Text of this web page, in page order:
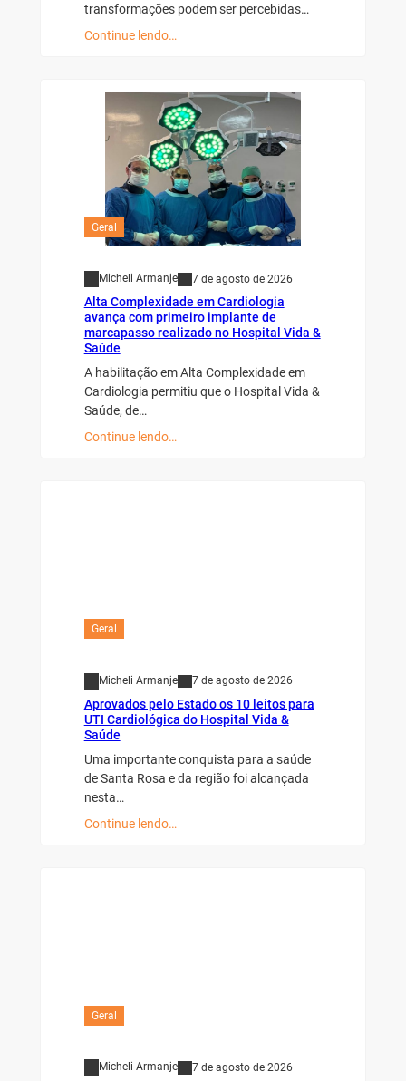
transformações podem ser percebidas…
Continue lendo…
Geral
Micheli Armanje 7 de agosto de 2026
Alta Complexidade em Cardiologia
avança com primeiro implante de
marcapasso realizado no Hospital Vida &
Saúde
A habilitação em Alta Complexidade em
Cardiologia permitiu que o Hospital Vida &
Saúde, de…
Continue lendo…
Geral
Micheli Armanje 7 de agosto de 2026
Aprovados pelo Estado os 10 leitos para
UTI Cardiológica do Hospital Vida &
Saúde
Uma importante conquista para a saúde
de Santa Rosa e da região foi alcançada
nesta…
Continue lendo…
Geral
Micheli Armanje 7 de agosto de 2026